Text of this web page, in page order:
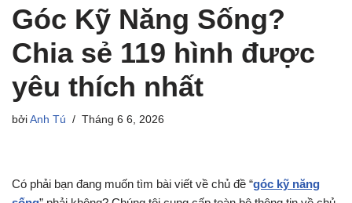
Góc Kỹ Năng Sống?
Chia sẻ 119 hình được
yêu thích nhất
bởi Anh Tú Tháng 6 6, 2026
Có phải bạn đang muốn tìm bài viết về chủ đề “góc kỹ năng